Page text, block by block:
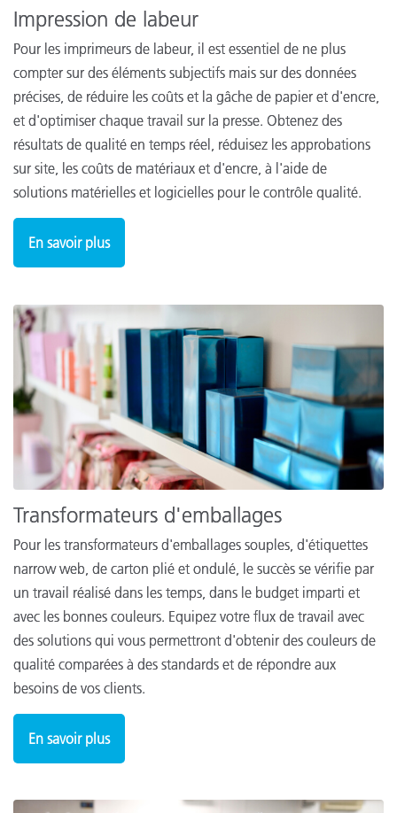
Impression de labeur
Pour les imprimeurs de labeur, il est essentiel de ne plus
compter sur des éléments subjectifs mais sur des données
précises, de réduire les coûts et la gâche de papier et d'encre,
et d'optimiser chaque travail sur la presse. Obtenez des
résultats de qualité en temps réel, réduisez les approbations
sur site, les coûts de matériaux et d'encre, à l'aide de
solutions matérielles et logicielles pour le contrôle qualité.
En savoir plus
Transformateurs d'emballages
Pour les transformateurs d'emballages souples, d'étiquettes
narrow web, de carton plié et ondulé, le succès se vérifie par
un travail réalisé dans les temps, dans le budget imparti et
avec les bonnes couleurs. Equipez votre flux de travail avec
des solutions qui vous permettront d'obtenir des couleurs de
qualité comparées à des standards et de répondre aux
besoins de vos clients.
En savoir plus